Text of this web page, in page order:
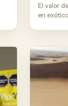
El valor
en